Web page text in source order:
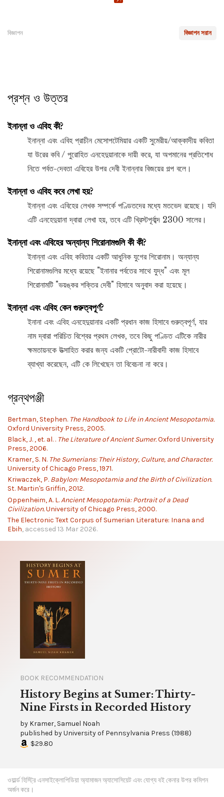
বিজ্ঞাপন সরান
বিজ্ঞাপন
প্রশ্ন ও উত্তর
ইনান্না ও এবিহ কী?
ইনান্না এবং এবিহ প্রাচীন মেসোপটেমিয়ার একটি সুমেরীয়/আক্কাদীয় কবিতা
যা উরের কবি / পুরোহিত এনহেদুয়ানাকে দায়ী করে, যা অপমানের প্রতিশোধ
নিতে পর্বত-দেবতা এবিহের উপর দেবী ইনান্নার বিজয়ের গল্প বলে।
ইনান্না ও এবিহ কবে লেখা হয়?
ইনান্না এবং এবিহের লেখক সম্পর্কে পণ্ডিতদের মধ্যে মতভেদ রয়েছে। যদি
এটি এনহেদুয়ানা দ্বারা লেখা হয়, তবে এটি খ্রিস্টপূর্বাব্দ 2300 সালের।
ইনান্না এবং এবিহের অন্যান্য শিরোনামগুলি কী কী?
ইনান্না এবং এবিহ কবিতার একটি আধুনিক যুগের শিরোনাম। অন্যান্য
শিরোনামগুলির মধ্যে রয়েছে "ইনানার পর্বতের সাথে যুদ্ধ" এবং মূল
শিরোনামটি "ভয়ঙ্কর শক্তির দেবী" হিসাবে অনুবাদ করা হয়েছে।
ইনান্না এবং এবিহ কেন গুরুত্বপূর্ণ?
ইনানা এবং এবিহ এনহেদুয়ানার একটি প্রধান কাজ হিসাবে গুরুত্বপূর্ণ, যার
নাম দ্বারা পরিচিত বিশ্বের প্রথম লেখক, তবে কিছু পণ্ডিত এটিকে নারীর
ক্ষমতায়নকে উত্সাহিত করার জন্য একটি প্রোটো-নারীবাদী কাজ হিসাবে
ব্যাখ্যা করেছেন, এটি কে লিখেছেন তা বিবেচনা না করে।
গ্রন্থপঞ্জী
Bertman, Stephen. The Handbook to Life in Ancient Mesopotamia.
Oxford University Press, 2005.
Black, J. , et. al. . The Literature of Ancient Sumer.Oxford University
Press, 2006.
Kramer, S. N. The Sumerians: Their History, Culture, and Character.
University of Chicago Press, 1971.
Kriwaczek, P. Babylon: Mesopotamia and the Birth of Civilization.
St. Martin's Griffin, 2012.
Oppenheim, A. L.Ancient Mesopotamia: Portrait of a Dead
Civilization.University of Chicago Press, 2000.
The Electronic Text Corpus of Sumerian Literature: Inana and
Ebih, accessed 13 Mar 2026.
BOOK RECOMMENDATION
History Begins at Sumer: Thirty-
Nine Firsts in Recorded History
by Kramer, Samuel Noah
published byUniversity of Pennsylvania Press (1988)
$29.80
ওয়ার্ল্ড হিস্ট্রি এনসাইক্লোপিডিয়া অ্যামাজন অ্যাসোসিয়েট এবং যোগ্য বই কেনার উপর কমিশন
অর্জন করে।